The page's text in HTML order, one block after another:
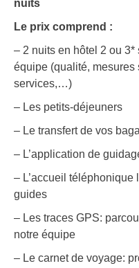
nuits
Le prix comprend :
– 2 nuits en hôtel 2 ou
équipe (qualité,
services,…)
– Les petits-déjeuners
– Le transfert de vos
– L’application de
– L’accueil
guides
– Les traces GPS:
notre équipe
– Le carnet de voyage: